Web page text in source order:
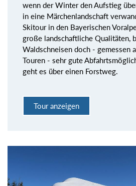
wenn der Winter den Aufstieg
in eine Märchenlandschaft
Skitour in den Bayerischen
große landschaftliche Qualitäten,
Waldschneisen doch - gemessen
Touren - sehr gute
geht es über einen Forstweg.
Tour anzeigen